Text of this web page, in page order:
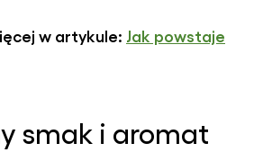
w artykule: Jak powstaje
smak i aromat